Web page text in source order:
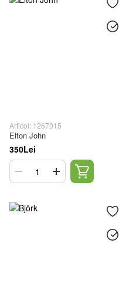
Articol: 1267015
Elton John
350Lei